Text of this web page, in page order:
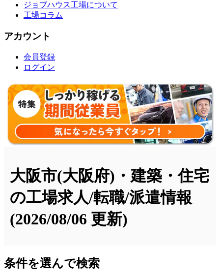
ジョブハウス工場について
工場コラム
アカウント
会員登録
ログイン
大阪市(大阪府)・建築・住宅
の工場求人/転職/派遣情報
(2026/08/06 更新)
条件を選んで検索